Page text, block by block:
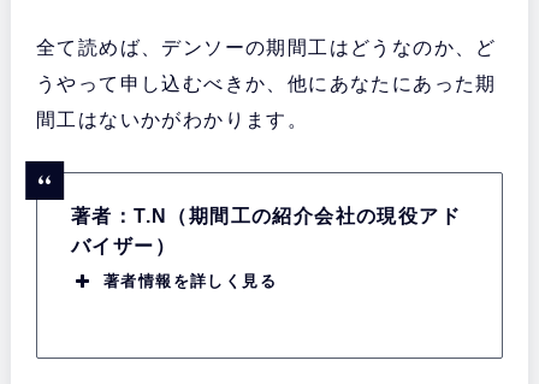
全て読めば、デンソーの期間工はどうなのか、ど
うやって申し込むべきか、他にあなたにあった期
間工はないかがわかります。
著者：T.N（期間工の紹介会社の現役アド
バイザー）
著者情報を詳しく見る